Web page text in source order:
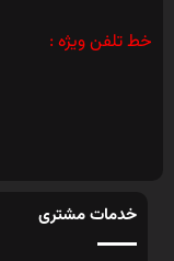
خط تلفن ویژه :
خدمات مشتری